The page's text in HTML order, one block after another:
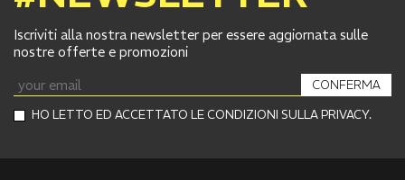
Iscriviti alla nostra newsletter per essere aggiornata sulle
nostre offerte e promozioni
HO LETTO ED ACCETTATO LE CONDIZIONI SULLA PRIVACY.
CONFERMA